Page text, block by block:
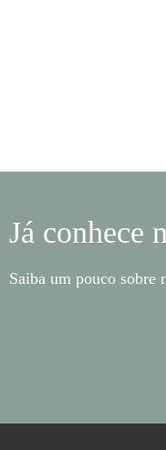
Já conhece
Saiba um pouco sobre